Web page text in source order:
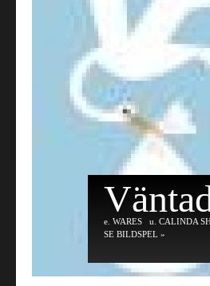
e . WARES u . CALINDA
SE BILDSPEL »